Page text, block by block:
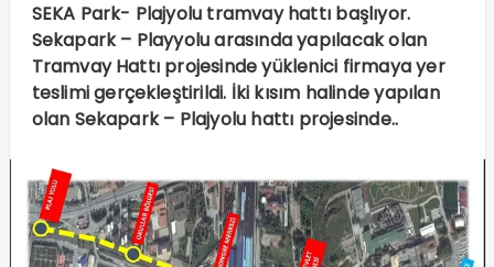
SEKA Park- Plajyolu tramvay hattı başlıyor.
Sekapark – Playyolu arasında yapılacak olan
Tramvay Hattı projesinde yüklenici firmaya yer
teslimi gerçekleştirildi. İki kısım halinde yapılan
olan Sekapark – Plajyolu hattı projesinde..